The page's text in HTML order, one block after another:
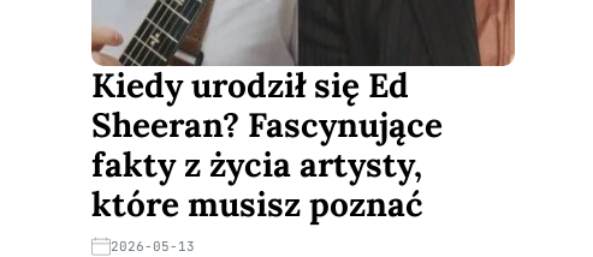
Kiedy urodził się Ed
Sheeran? Fascynujące
fakty z życia artysty,
które musisz poznać
2026-05-13